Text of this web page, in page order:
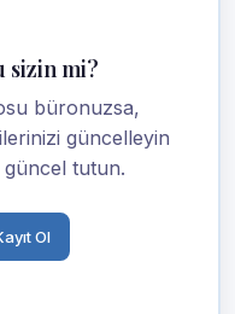
sizin mi?
büronuzsa,
güncelleyin
güncel tutun.
Ol